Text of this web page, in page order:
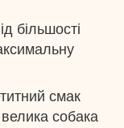
більшості
смак
собака